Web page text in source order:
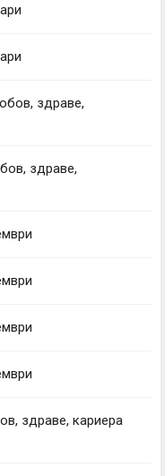
здраве,
здраве,
здраве, кариера